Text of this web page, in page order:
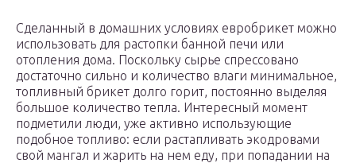
Сделанный в домашних условиях евробрикет можно
использовать для растопки банной печи или
отопления дома. Поскольку сырье спрессовано
достаточно сильно и количество влаги минимальное,
топливный брикет долго горит, постоянно выделяя
большое количество тепла. Интересный момент
подметили люди, уже активно использующие
подобное топливо: если растапливать экодровами
свой мангал и жарить на нем еду, при попадании на